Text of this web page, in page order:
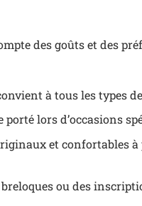
des goûts et des
à tous les types
lors d’occasions
et confortables à
ou des